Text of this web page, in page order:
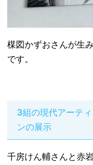
楳図かずおさんが生
です。
3組の現代アーテ
ンの展示
千房けん輔さんと赤